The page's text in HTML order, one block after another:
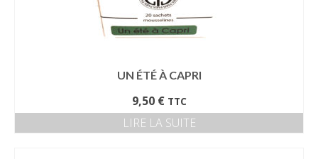
UN ÉTÉ À CAPRI
9,50 € TTC
LIRE LA SUITE